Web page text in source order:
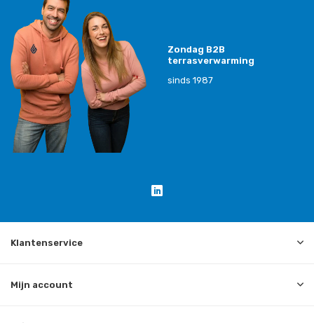
Zondag B2B
terrasverwarming
sinds 1987
Klantenservice
Mijn account